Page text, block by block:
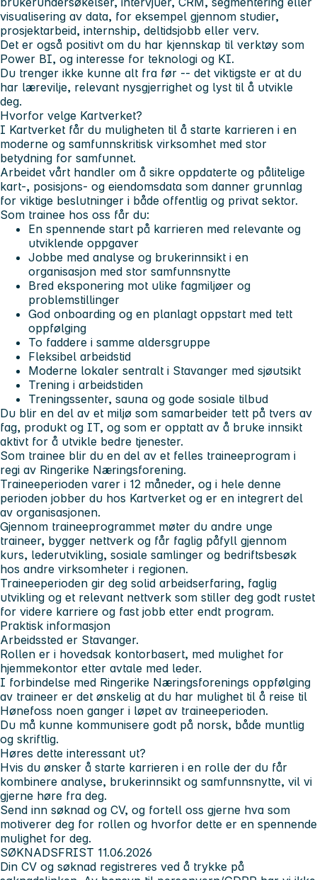
visualisering av data, for eksempel gjennom studier,
prosjektarbeid, internship, deltidsjobb eller verv.
Det er også positivt om du har kjennskap til verktøy som
Power BI, og interesse for teknologi og KI.
Du trenger ikke kunne alt fra før -- det viktigste er at du
har lærevilje, relevant nysgjerrighet og lyst til å utvikle
deg.
Hvorfor velge Kartverket?
I Kartverket får du muligheten til å starte karrieren i en
moderne og samfunnskritisk virksomhet med stor
betydning for samfunnet.
Arbeidet vårt handler om å sikre oppdaterte og pålitelige
kart-, posisjons- og eiendomsdata som danner grunnlag
for viktige beslutninger i både offentlig og privat sektor.
Som trainee hos oss får du:
En spennende start på karrieren med relevante og
utviklende oppgaver
Jobbe med analyse og brukerinnsikt i en
organisasjon med stor samfunnsnytte
Bred eksponering mot ulike fagmiljøer og
problemstillinger
God onboarding og en planlagt oppstart med tett
oppfølging
To faddere i samme aldersgruppe
Fleksibel arbeidstid
Moderne lokaler sentralt i Stavanger med sjøutsikt
Trening i arbeidstiden
Treningssenter, sauna og gode sosiale tilbud
Du blir en del av et miljø som samarbeider tett på tvers av
fag, produkt og IT, og som er opptatt av å bruke innsikt
aktivt for å utvikle bedre tjenester.
Som trainee blir du en del av et felles traineeprogram i
regi av Ringerike Næringsforening.
Traineeperioden varer i 12 måneder, og i hele denne
perioden jobber du hos Kartverket og er en integrert del
av organisasjonen.
Gjennom traineeprogrammet møter du andre unge
traineer, bygger nettverk og får faglig påfyll gjennom
kurs, lederutvikling, sosiale samlinger og bedriftsbesøk
hos andre virksomheter i regionen.
Traineeperioden gir deg solid arbeidserfaring, faglig
utvikling og et relevant nettverk som stiller deg godt rustet
for videre karriere og fast jobb etter endt program.
Praktisk informasjon
Arbeidssted er Stavanger.
Rollen er i hovedsak kontorbasert, med mulighet for
hjemmekontor etter avtale med leder.
I forbindelse med Ringerike Næringsforenings oppfølging
av traineer er det ønskelig at du har mulighet til å reise til
Hønefoss noen ganger i løpet av traineeperioden.
Du må kunne kommunisere godt på norsk, både muntlig
og skriftlig.
Høres dette interessant ut?
Hvis du ønsker å starte karrieren i en rolle der du får
kombinere analyse, brukerinnsikt og samfunnsnytte, vil vi
gjerne høre fra deg.
Send inn søknad og CV, og fortell oss gjerne hva som
motiverer deg for rollen og hvorfor dette er en spennende
mulighet for deg.
SØKNADSFRIST 11.06.2026
Din CV og søknad registreres ved å trykke på